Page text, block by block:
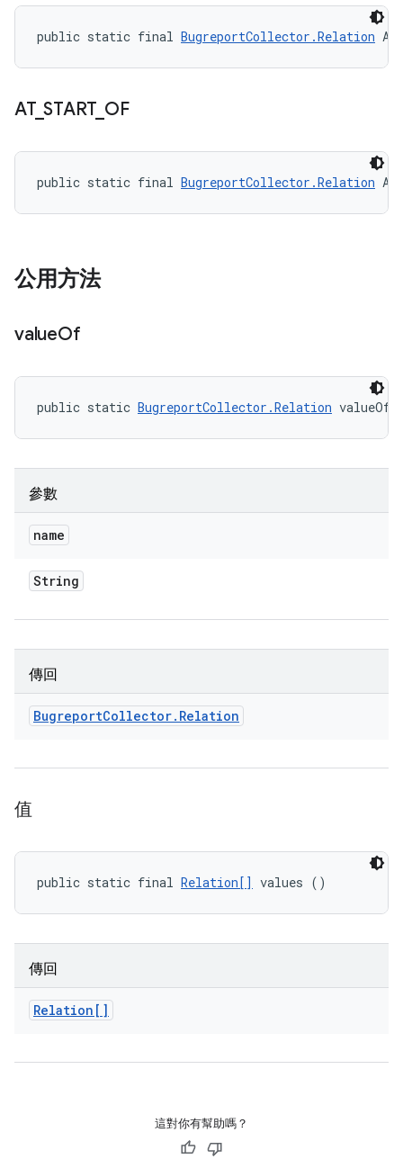
public static final BugreportCollector.Relation
AT_START_ OF
public static final BugreportCollector.Relation
公用方法
valueOf
public static BugreportCollector.Relation valueOf
參數
name
String
傳回
BugreportCollector. Relation
值
public static final Relation[] values ()
傳回
Relation[]
這對你有幫助嗎？